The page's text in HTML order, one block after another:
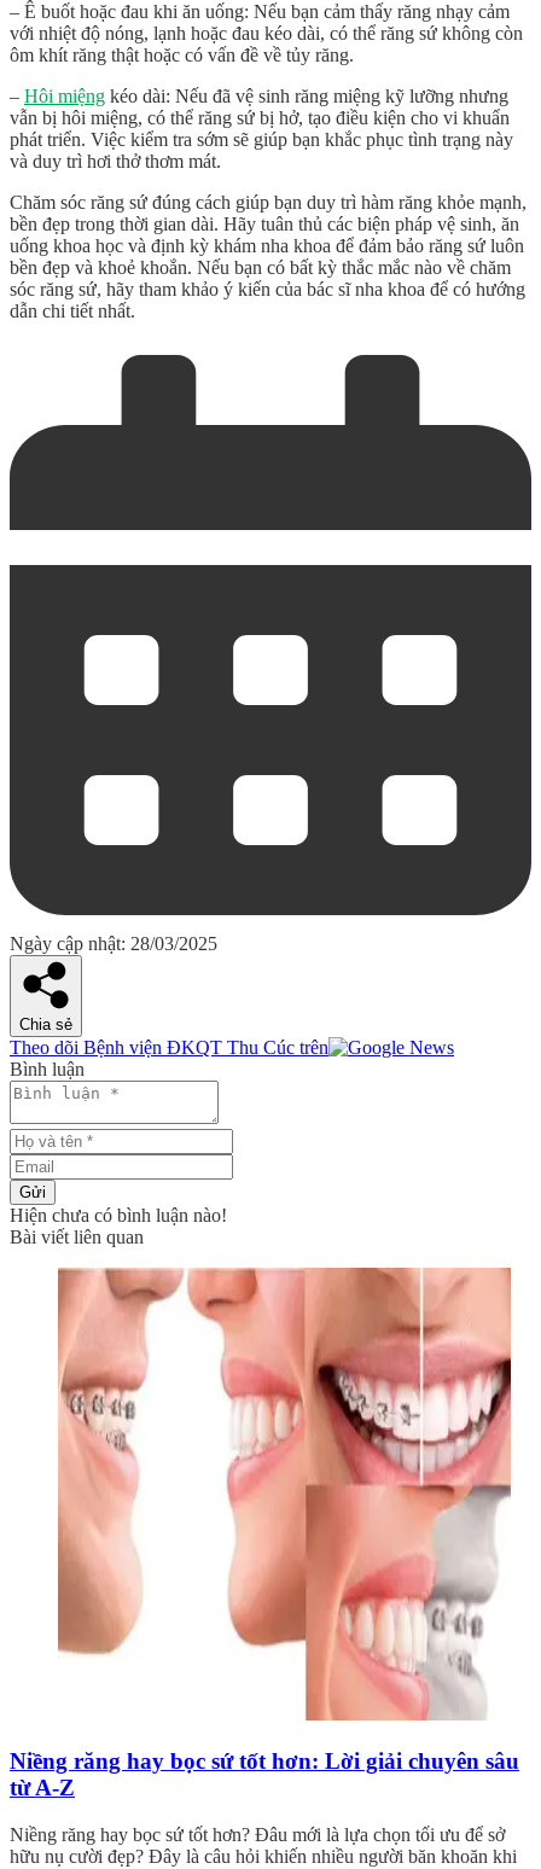
– Ê buốt hoặc đau khi ăn uống: Nếu bạn cảm thấy răng nhạy cảm
với nhiệt độ nóng, lạnh hoặc đau kéo dài, có thể răng sứ không còn
ôm khít răng thật hoặc có vấn đề về tủy răng.
– Hôi miệng kéo dài: Nếu đã vệ sinh răng miệng kỹ lưỡng nhưng
vẫn bị hôi miệng, có thể răng sứ bị hở, tạo điều kiện cho vi khuẩn
phát triển. Việc kiểm tra sớm sẽ giúp bạn khắc phục tình trạng này
và duy trì hơi thở thơm mát.
Chăm sóc răng sứ đúng cách giúp bạn duy trì hàm răng khỏe mạnh,
bền đẹp trong thời gian dài. Hãy tuân thủ các biện pháp vệ sinh, ăn
uống khoa học và định kỳ khám nha khoa để đảm bảo răng sứ luôn
bền đẹp và khoẻ khoắn. Nếu bạn có bất kỳ thắc mắc nào về chăm
sóc răng sứ, hãy tham khảo ý kiến của bác sĩ nha khoa để có hướng
dẫn chi tiết nhất.
Ngày cập nhật: 28/03/2025
Chia sẻ
Theo dõi Bệnh viện ĐKQT Thu Cúc trên
Bình luận
Gửi
Hiện chưa có bình luận nào!
Bài viết liên quan
Niềng răng hay bọc sứ tốt hơn: Lời giải chuyên sâu
từ A-Z
Niềng răng hay bọc sứ tốt hơn? Đâu mới là lựa chọn tối ưu để sở
hữu nụ cười đẹp? Đây là câu hỏi khiến nhiều người băn khoăn khi